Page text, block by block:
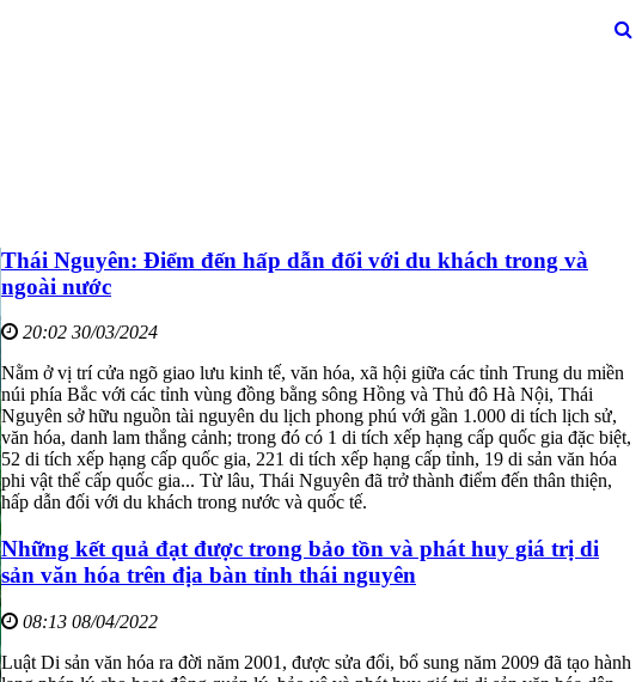
Thái Nguyên: Điểm đến hấp dẫn đối với du khách trong và
ngoài nước
20:02 30/03/2024
Nằm ở vị trí cửa ngõ giao lưu kinh tế, văn hóa, xã hội giữa các tỉnh Trung du miền
núi phía Bắc với các tỉnh vùng đồng bằng sông Hồng và Thủ đô Hà Nội, Thái
Nguyên sở hữu nguồn tài nguyên du lịch phong phú với gần 1.000 di tích lịch sử,
văn hóa, danh lam thắng cảnh; trong đó có 1 di tích xếp hạng cấp quốc gia đặc biệt,
52 di tích xếp hạng cấp quốc gia, 221 di tích xếp hạng cấp tỉnh, 19 di sản văn hóa
phi vật thể cấp quốc gia... Từ lâu, Thái Nguyên đã trở thành điểm đến thân thiện,
hấp dẫn đối với du khách trong nước và quốc tế.
Những kết quả đạt được trong bảo tồn và phát huy giá trị di
sản văn hóa trên địa bàn tỉnh thái nguyên
08:13 08/04/2022
Luật Di sản văn hóa ra đời năm 2001, được sửa đổi, bổ sung năm 2009 đã tạo hành